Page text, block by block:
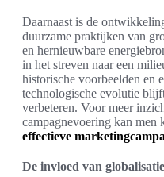
Daarnaast is de
duurzame praktijken van
en hernieuwbare
in het streven naar een
historische voorbeelden en
technologische evolutie
verbeteren. Voor meer
campagnevoering kan men
effectieve
De invloed van globalisatie